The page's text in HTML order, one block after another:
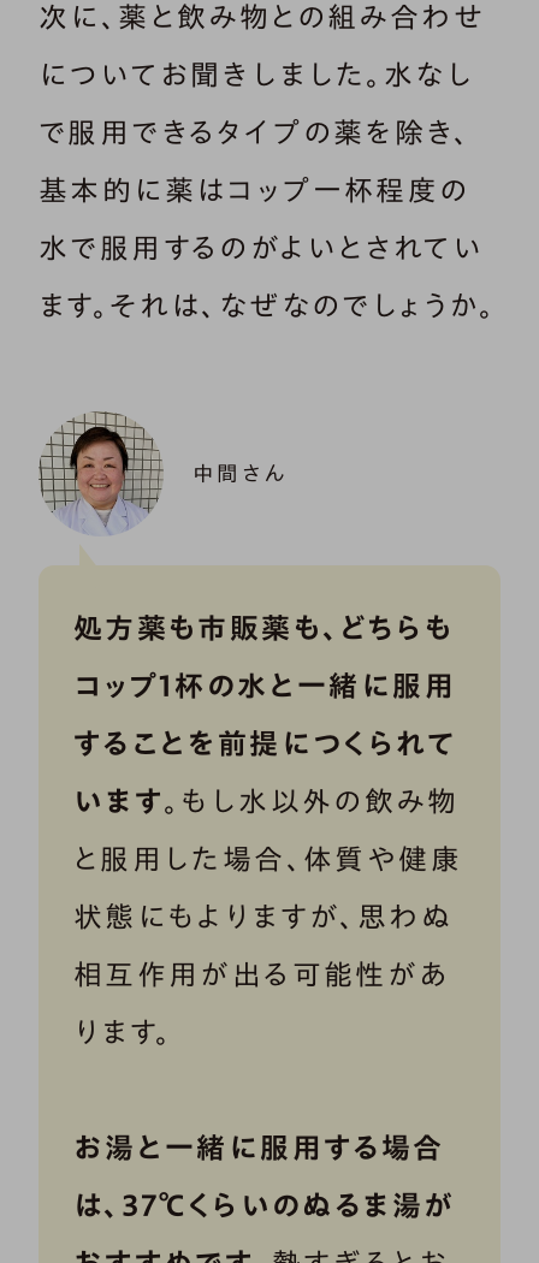
次に、薬と飲み物との組み合わせ
についてお聞きしました。水なし
で服用できるタイプの薬を除き、
基本的に薬はコップ一杯程度の
水で服用するのがよいとされてい
ます。それは、なぜなのでしょうか。
中間さん
処方薬も市販薬も、どちらも
コップ1杯の水と一緒に服用
することを前提につくられて
います。もし水以外の飲み物
と服用した場合、体質や健康
状態にもよりますが、思わぬ
相互作用が出る可能性があ
ります。
お湯と一緒に服用する場合
は、37℃くらいのぬるま湯が